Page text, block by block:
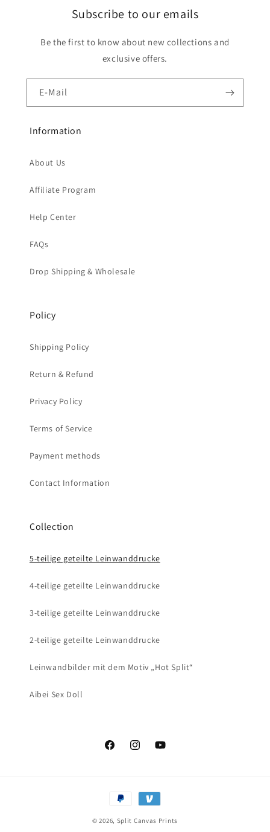
Subscribe to our emails
Be the first to know about new collections and
exclusive offers.
E-Mail
Information
About Us
Affiliate Program
Help Center
FAQs
Drop Shipping & Wholesale
Policy
Shipping Policy
Return & Refund
Privacy Policy
Terms of Service
Payment methods
Contact Information
Collection
5-teilige geteilte Leinwanddrucke
4-teilige geteilte Leinwanddrucke
3-teilige geteilte Leinwanddrucke
2-teilige geteilte Leinwanddrucke
Leinwandbilder mit dem Motiv „Hot Split“
Aibei Sex Doll
FacebookInstagramYouTube
Zahlungsmethoden
© 2026, Split Canvas Prints